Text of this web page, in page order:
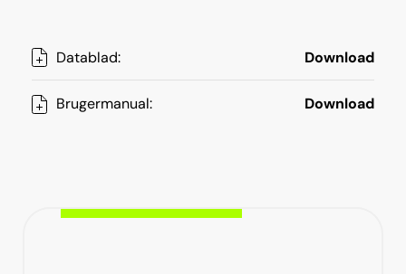
Datablad: Download
Brugermanual: Download